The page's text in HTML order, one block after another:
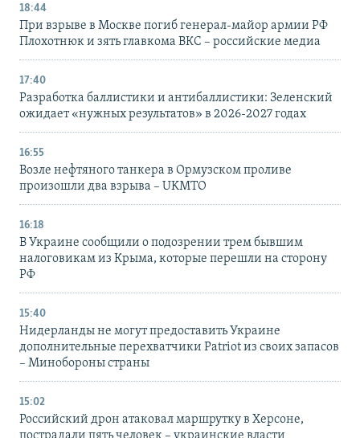
18:44
При взрыве в Москве погиб генерал-майор армии РФ
Плохотнюк и зять главкома ВКС – российские медиа
17:40
Разработка баллистики и антибаллистики: Зеленский
ожидает «нужных результатов» в 2026-2027 годах
16:55
Возле нефтяного танкера в Ормузском проливе
произошли два взрыва – UKMTO
16:18
В Украине сообщили о подозрении трем бывшим
налоговикам из Крыма, которые перешли на сторону
РФ
15:40
Нидерланды не могут предоставить Украине
дополнительные перехватчики Patriot из своих запасов
– Минобороны страны
15:02
Российский дрон атаковал маршрутку в Херсоне,